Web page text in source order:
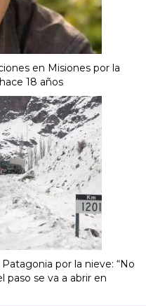
en Misiones por la
18 años
por la nieve: “No
paso se va a abrir en